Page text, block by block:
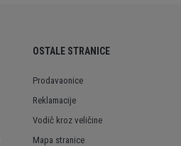
OSTALE STRANICE
Prodavaonice
Reklamacije
Vodič kroz veličine
Mapa stranice